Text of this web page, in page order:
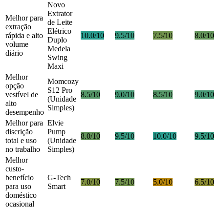
Melhor para
extração
rápida e alto
volume
diário
Novo
Extrator
de Leite
Elétrico
Duplo
Medela
Swing
Maxi
10.0/10 9.5/10 7.5/10 8.0/10
Melhor
opção
vestível de
alto
desempenho
Momcozy
S12 Pro
(Unidade
Simples)
8.5/10 9.0/10 8.5/10 9.0/10
Melhor para
discrição
total e uso
no trabalho
Elvie
Pump
(Unidade
Simples)
8.0/10 9.5/10 10.0/10 9.5/10
Melhor
custo-
benefício
para uso
doméstico
ocasional
G-Tech
Smart
7.0/10 7.5/10 5.0/10 6.5/10